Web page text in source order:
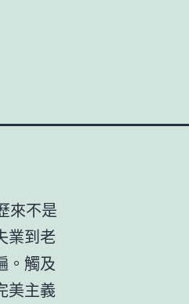
來不是
業到老
。觸及
美主義